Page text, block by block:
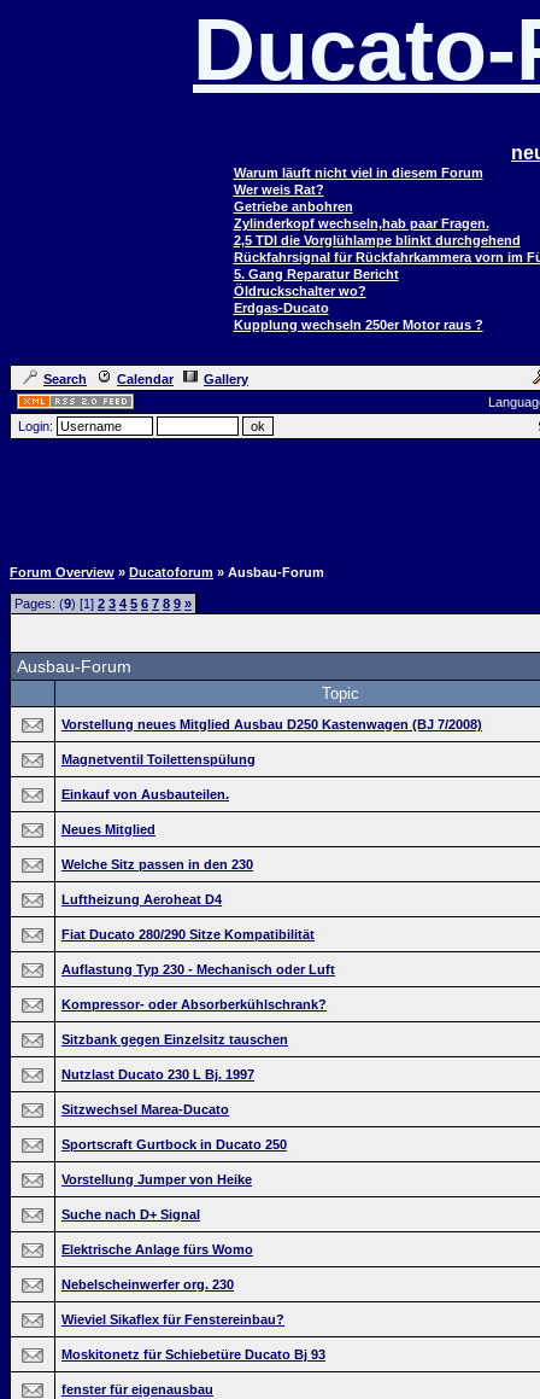
Warum läuft nicht viel in diesem Forum
Wer weis Rat?
Getriebe anbohren
Zylinderkopf wechseln,hab paar Fragen.
2,5 TDI die Vorglühlampe blinkt durchgehend
Rückfahrsignal für Rückfahrkammera vorn im
5. Gang Reparatur Bericht
Öldruckschalter wo?
Erdgas-Ducato
Kupplung wechseln 250er Motor raus ?
Search Calendar
Gallery
Login:
Forum Overview » Ducatoforum » Ausbau-Forum
Pages: (9) [1] 2 3 4 5 6 7 8 9 »
Ausbau-Forum
Topic
Vorstellung neues Mitglied Ausbau D250 Kastenwagen (BJ 7/2008)
Magnetventil Toilettenspülung
Einkauf von Ausbauteilen.
Neues Mitglied
Welche Sitz passen in den 230
Luftheizung Aeroheat D4
Fiat Ducato 280/290 Sitze Kompatibilität
Auflastung Typ 230 - Mechanisch oder Luft
Kompressor- oder Absorberkühlschrank?
Sitzbank gegen Einzelsitz tauschen
Nutzlast Ducato 230 L Bj. 1997
Sitzwechsel Marea-Ducato
Sportscraft Gurtbock in Ducato 250
Vorstellung Jumper von Heike
Suche nach D+ Signal
Elektrische Anlage fürs Womo
Nebelscheinwerfer org. 230
Wieviel Sikaflex für Fenstereinbau?
Moskitonetz für Schiebetüre Ducato Bj 93
fenster für eigenausbau